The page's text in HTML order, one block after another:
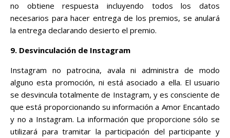
no obtiene respuesta incluyendo todos los datos
necesarios para hacer entrega de los premios, se anulará
la entrega declarando desierto el premio.
9. Desvinculación de Instagram
Instagram no patrocina, avala ni administra de modo
alguno esta promoción, ni está asociado a ella. El usuario
se desvincula totalmente de Instagram, y es consciente de
que está proporcionando su información a Amor Encantado
y no a Instagram. La información que proporcione sólo se
utilizará para tramitar la participación del participante y